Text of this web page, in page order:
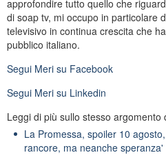
approfondire tutto quello che
di soap tv, mi occupo in particolare
televisivo in continua crescita che
pubblico italiano.
Segui Meri su Facebook
Segui Meri su Linkedin
Leggi di più sullo stesso argomento
La Promessa, spoiler 10
rancore, ma neanche speranza'